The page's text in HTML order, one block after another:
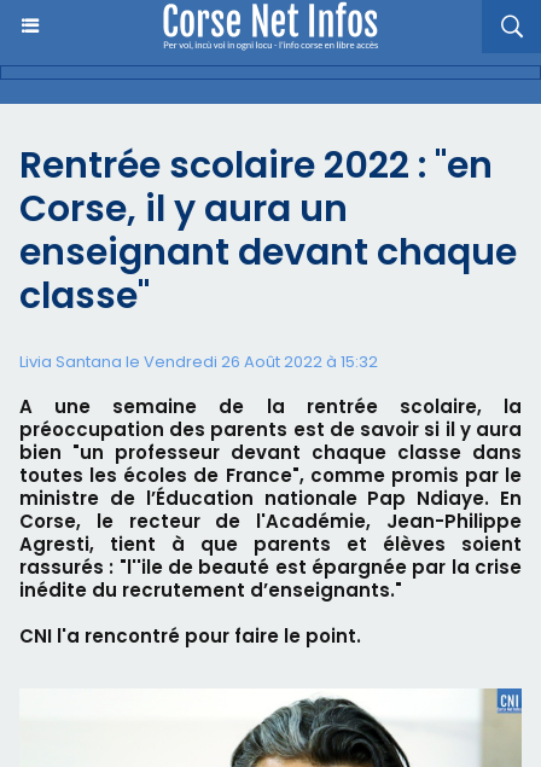
Rentrée scolaire 2022 : "en
Corse, il y aura un
enseignant devant chaque
classe"
Livia Santana le Vendredi 26 Août 2022 à 15:32
A une semaine de la rentrée scolaire, la
préoccupation des parents est de savoir si il y aura
bien "un professeur devant chaque classe dans
toutes les écoles de France", comme promis par le
ministre de l’Éducation nationale Pap Ndiaye. En
Corse, le recteur de l'Académie, Jean-Philippe
Agresti, tient à que parents et élèves soient
rassurés : "l''ile de beauté est épargnée par la crise
inédite du recrutement d’enseignants."
CNI l'a rencontré pour faire le point.